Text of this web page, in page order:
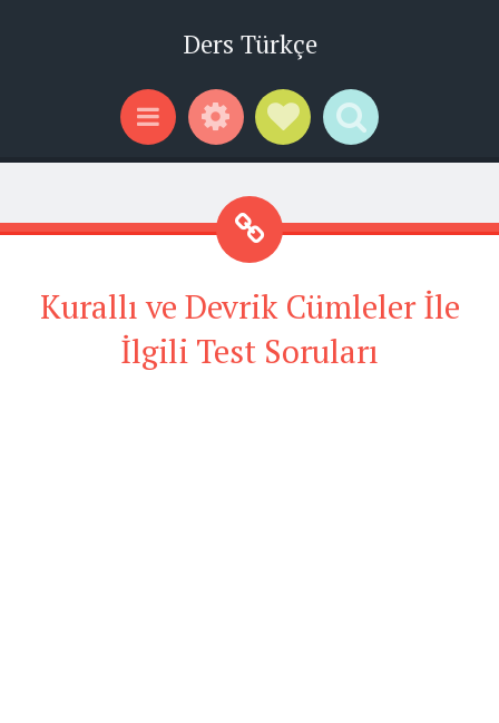
Ders Türkçe
Menu WidgetsSocial Links
Search
Kurallı ve Devrik Cümleler İle
İlgili Test Soruları